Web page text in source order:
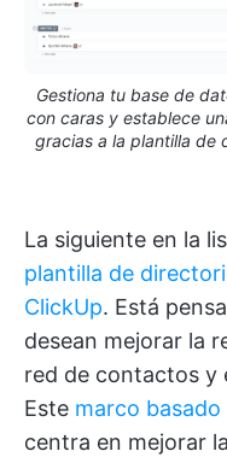
Gestiona tu base de
con caras y establece
gracias a la plantilla de
La siguiente en la
plantilla de
ClickUp. Está
desean mejorar la
red de contactos y
Este marco
centra en mejorar